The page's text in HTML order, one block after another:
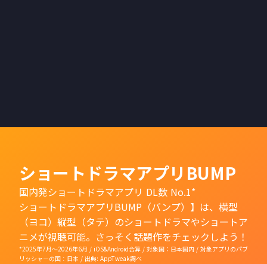
ショートドラマアプリBUMP
国内発ショートドラマアプリ DL数 No.1*
ショートドラマアプリBUMP（バンプ）】は、横型
（ヨコ）縦型（タテ）のショートドラマやショートア
ニメが視聴可能。さっそく話題作をチェックしよう！
*2025年7月〜2026年6月 / iOS&Android合算 / 対象国：日本国内 / 対象アプリのパブ
リッシャーの国：日本 / 出典: AppTweak調べ